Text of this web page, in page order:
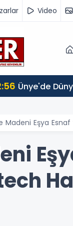
Video
Ünye'de
Madeni Eşya